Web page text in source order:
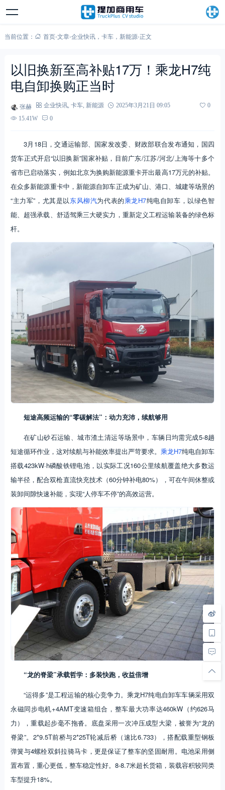
当前位置： 首页-文章-企业快讯， 卡车， 新能源-正文
以旧换新至高补贴17万！乘龙H7纯
电自卸换购正当时
张赫 企业快讯, 卡车, 新能源 2025年3月21日 09:05
0
15.41W
0
3月18日，交通运输部、国家发改委、财政部联合发布通知，国四
货车正式开启“以旧换新”国家补贴，目前广东/江苏/河北/上海等十多个
省市已启动落实，例如北京为换购新能源重卡开出最高17万元的补贴。
在众多新能源重卡中，新能源自卸车正成为矿山、港口、城建等场景的
“主力军”，尤其是以东风柳汽为代表的乘龙H7纯电自卸车，以绿色智
能、超强承载、舒适驾乘三大硬实力，重新定义工程运输装备的绿色标
杆。
短途高频运输的“零碳解法”：动力充沛，续航够用
在矿山砂石运输、城市渣土清运等场景中，车辆日均需完成5-8趟
短途循环作业，这对续航与补能效率提出严苛要求。乘龙H7纯电自卸车
搭载423kW·h磷酸铁锂电池，以实际工况160公里续航覆盖绝大多数运
输半径，配合双枪直流快充技术（60分钟补电80%），可在午间休整或
装卸间隙快速补能，实现“人停车不停”的高效运营。
“龙的脊梁”承载哲学：多装快跑，收益倍增
“运得多”是工程运输的核心竞争力。乘龙H7纯电自卸车车辆采用双
永磁同步电机+4AMT变速箱组合，整车最大功率达460kW（约626马
力），重载起步毫不拖沓。底盘采用一次冲压成型大梁，被誉为“龙的
脊梁”。2*9.5T前桥与2*25T轮减后桥（速比6.733），搭配载重型钢板
弹簧与4螺栓双斜拉骑马卡，更是保证了整车的坚固耐用。电池采用侧
置布置，重心更低，整车稳定性好。8-8.7米超长货箱，装载容积较同类
车型提升18%。